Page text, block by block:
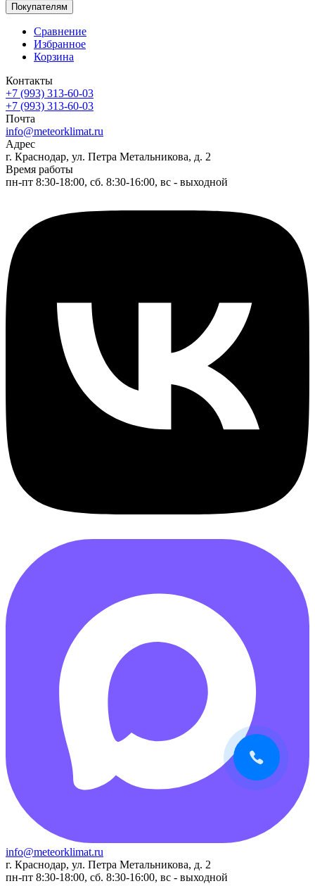
Покупателям
Сравнение
Избранное
Корзина
Контакты
+7 (993) 313-60-03
+7 (993) 313-60-03
Почта
info@meteorklimat.ru
Адрес
г. Краснодар, ул. Петра Метальникова, д. 2
Время работы
пн-пт 8:30-18:00, сб. 8:30-16:00, вс - выходной
info@meteorklimat.ru
г. Краснодар, ул. Петра Метальникова, д. 2
пн-пт 8:30-18:00, сб. 8:30-16:00, вс - выходной